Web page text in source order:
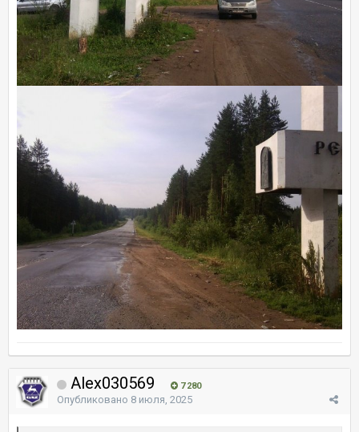
Alex030569 7 280
Опубликовано 8 июля, 2025